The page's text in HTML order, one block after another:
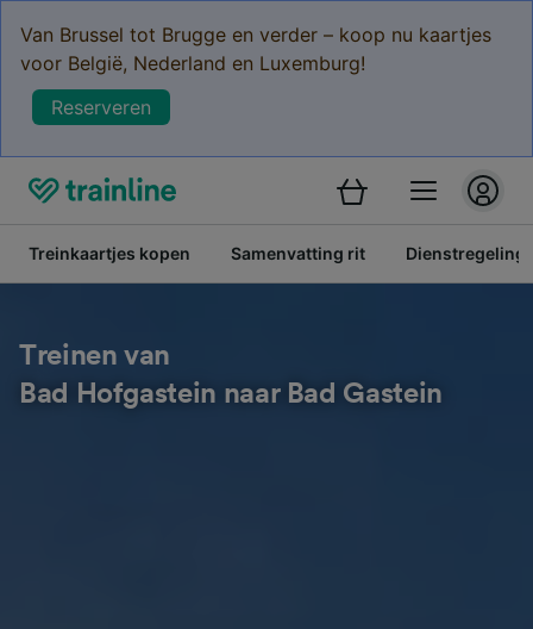
Van Brussel tot Brugge en verder – koop nu kaartjes
voor België, Nederland en Luxemburg!
Reserveren
Treinkaartjes kopen Samenvatting rit Dienstregeling
Treinen van
Bad Hofgastein naar Bad Gastein